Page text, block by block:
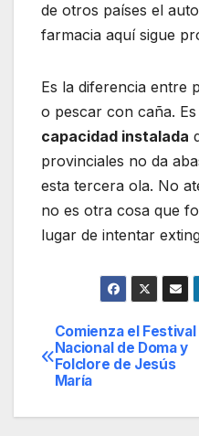
de otros países el
farmacia aquí sigue
Es la diferencia entre
o pescar con caña.
capacidad instalada
provinciales no da
esta tercera ola. No
no es otra cosa que
lugar de intentar
Navegación
de
entradas
Comienza el Festival
Nacional de Doma y
Folclore de Jesús
María